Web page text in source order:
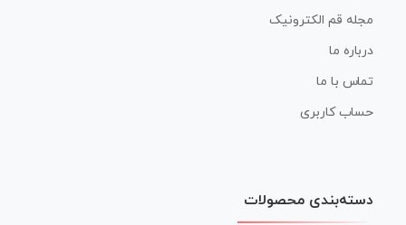
مجله قم الکترونیک
درباره ما
تماس با ما
حساب کاربری
دسته‌بندی محصولات